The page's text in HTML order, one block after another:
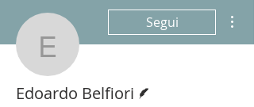
Edoardo Belfiori
Segui
Edoardo Belfiori